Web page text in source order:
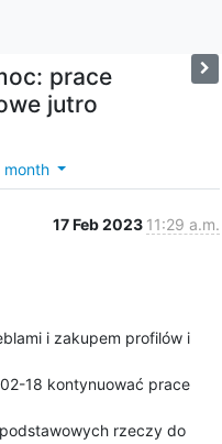
prace
jutro
month
17 Feb 2023 11:29 a.m.
i zakupem profilów i
18 kontynuować prace
rzeczy do